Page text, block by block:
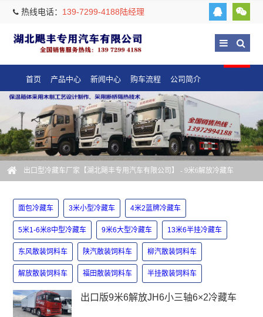
热线电话： 139-7299-4188陆经理
首页 产品中心 新闻中心 购车流程 公司简介
出口型冷藏车厂家【湖北飓丰专用汽车有限公司】 - 9米6解放冷藏车
面包冷藏车 3米小型冷藏车 4米2蓝牌冷藏车
5米1-6米8中型冷藏车 9米6大型冷藏车 13米6半挂冷藏车
东风散装饲料车 陕汽散装饲料车 柳汽散装饲料车
解放散装饲料车 福田散装饲料车 半挂散装饲料车
出口版9米6解放JH6小三轴6×2冷藏车